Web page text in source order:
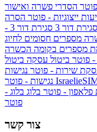
הסדרי פשרה ואישור
ייצוגיות - פוטר הסרה
סגירת דור 3
סגירת דור 3 -
מספרים חסומים לחיוג
מספרים בקומה הכשרה
פוטר ביטול עסקה ביטול
שירות - פוטר נגישות
פלאפון - פוטר בלוג בלוג -
פוטר
צור קשר